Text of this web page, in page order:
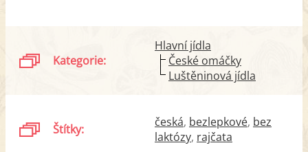
Kategorie:
Hlavní jídla
České omáčky
Luštěninová jídla
Štítky: česká bezlepkové bez
laktózy rajčata